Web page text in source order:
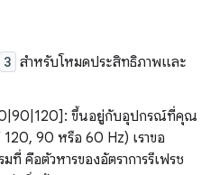
3 สำหรับโหมดประสิทธิภาพและ
ขึ้นอยู่กับอุปกรณ์ที่คุณ
90 หรือ 60 Hz) เราขอ
ที่ คือตัวหารของอัตราการรีเฟรช